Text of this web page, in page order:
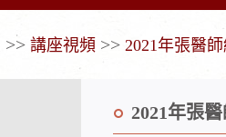
>> 講座視頻 >> 2021年張醫
2021年張